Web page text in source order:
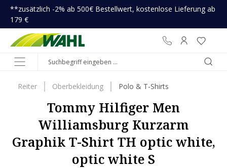
springen
**zusätzlich -2% ab 500€ Bestellwert, kostenlose Lieferung ab
179 €
Reiter Oberbekleidung Polo & T-Shirts
Tommy Hilfiger Men
Williamsburg Kurzarm
Graphik T-Shirt TH optic white,
optic white S